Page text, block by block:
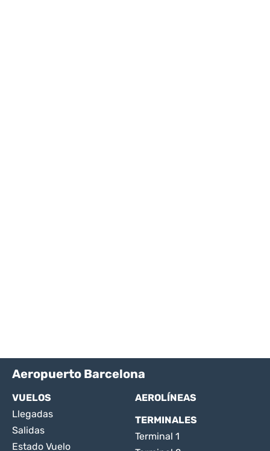
Aeropuerto Barcelona
VUELOS
Llegadas
Salidas
Estado Vuelo
AEROLÍNEAS
TERMINALES
Terminal 1